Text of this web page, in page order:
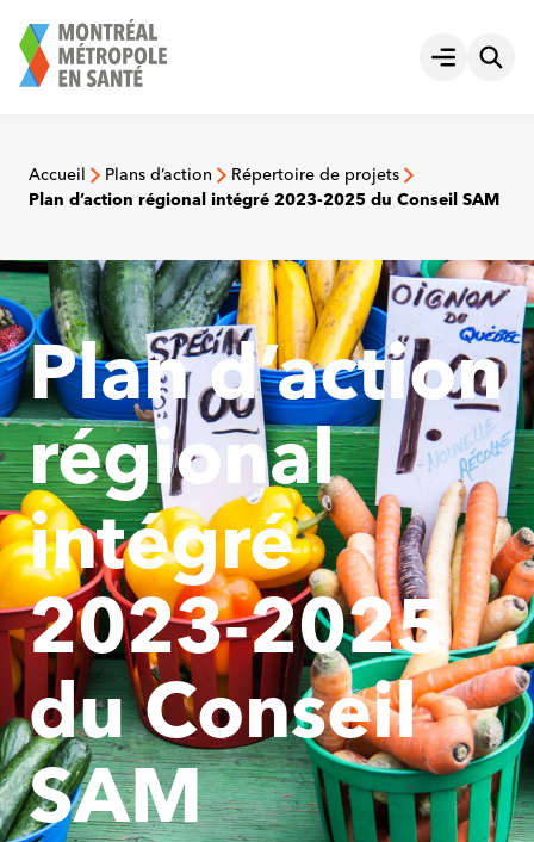
au
contenu
Ouvrir le
Accueil Plans d’action
Répertoire de projets
Plan d’action régional intégré 2023-2025 du Conseil SAM
Plan d’action
régional
intégré
2023-2025
du Conseil
SAM